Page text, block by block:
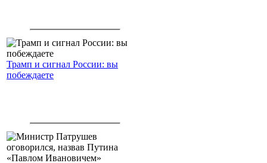
Трамп и сигнал России: вы
побеждаете